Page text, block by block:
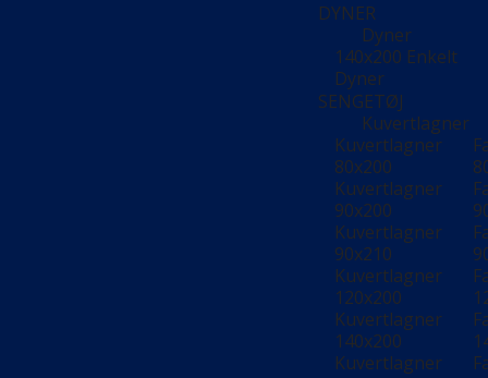
DYNER
Dyner
140x200 Enkelt
Dyner
SENGETØJ
Kuvertlagner
Kuvertlagner
80x200
Kuvertlagner
90x200
Kuvertlagner
90x210
Kuvertlagner
120x200
Kuvertlagner
140x200
Kuvertlagner